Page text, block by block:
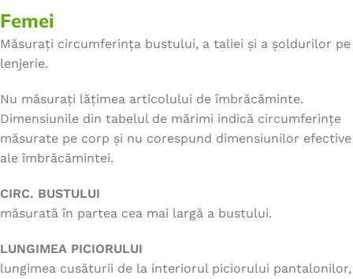
Femei
Măsurați circumferința bustului, a taliei și a șoldurilor pe
lenjerie.
Nu măsurați lățimea articolului de îmbrăcăminte.
Dimensiunile din tabelul de mărimi indică circumferințe
măsurate pe corp și nu corespund dimensiunilor efective
ale îmbrăcămintei.
CIRC. BUSTULUI
măsurată în partea cea mai largă a bustului.
LUNGIMEA PICIORULUI
lungimea cusăturii de la interiorul piciorului pantalonilor,